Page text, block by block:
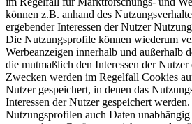
können z.B. anhand des
ergebender Interessen der Nutzer
Die Nutzungsprofile können wiederum
Werbeanzeigen innerhalb und außerhalb
die mutmaßlich den Interessen der Nutzer
Zwecken werden im Regelfall Cookies
Nutzer gespeichert, in denen das
Interessen der Nutzer gespeichert
Nutzungsprofilen auch Daten